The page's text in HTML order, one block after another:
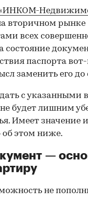
вторичном рынке
всех
состояние
паспорта
заменить его до
с указанными в
будет лишним
Имеет значение и
этом ниже.
—
не